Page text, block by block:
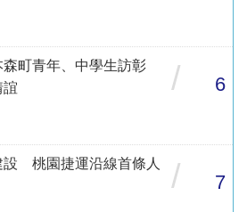
町青年、中學生訪彰
/ 6
設 桃園捷運沿線首條人
/ 7